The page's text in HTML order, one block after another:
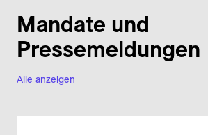
Alle anzeigen
Mandate und
Pressemeldungen